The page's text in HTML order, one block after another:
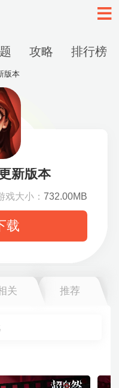
攻略 排行榜
版本
新版本
戏大小：732.00MB
载
关 推荐